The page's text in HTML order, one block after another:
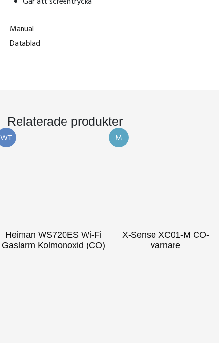
Manual
Datablad
Relaterade produkter
WT
Heiman WS720ES Wi-Fi
Gaslarm Kolmonoxid (CO)
M
X-Sense XC01-M CO-
varnare